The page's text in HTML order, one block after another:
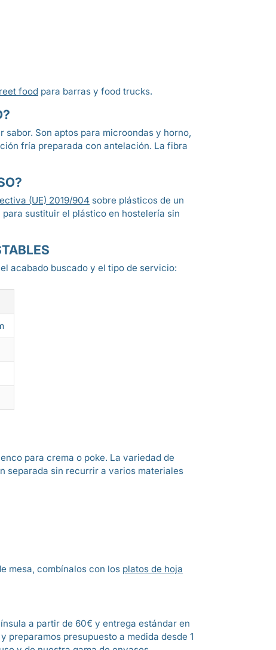
food para barras y food trucks.
Son aptos para microondas y horno,
fría preparada con antelación. La fibra
(UE) 2019/904 sobre plásticos de un
sustituir el plástico en hostelería sin
acabado buscado y el tipo de servicio:
para crema o poke. La variedad de
separada sin recurrir a varios materiales
mesa, combínalos con los platos de hoja
a partir de 60€ y entrega estándar en
presupuesto a medida desde 1